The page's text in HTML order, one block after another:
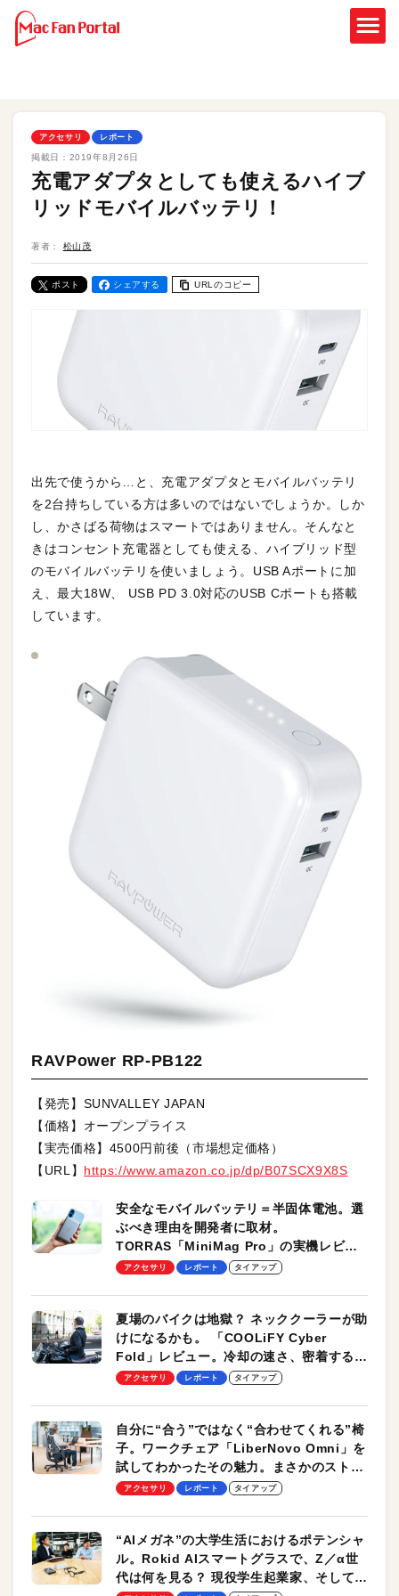
アクセサリ レポート
掲載日： 2019年8月26日
充電アダプタとしても使えるハイブ
リッドモバイルバッテリ！
著者： 松山茂
ポスト シェアする URLのコピー
出先で使うから…と、充電アダプタとモバイルバッテリ
を2台持ちしている方は多いのではないでしょうか。しか
し、かさばる荷物はスマートではありません。そんなと
きはコンセント充電器としても使える、ハイブリッド型
のモバイルバッテリを使いましょう。USB Aポートに加
え、最大18W、 USB PD 3.0対応のUSB Cポートも搭載
しています。
RAVPower RP-PB122
【発売】SUNVALLEY JAPAN
【価格】オープンプライス
【実売価格】4500円前後（市場想定価格）
【URL】 https://www.amazon.co.jp/dp/B07SCX9X8S
安全なモバイルバッテリ＝半固体電池。選
ぶべき理由を開発者に取材。
TORRAS「MiniMag Pro」の実機レビュ
ーも
アクセサリ レポート タイアップ
夏場のバイクは地獄？ ネッククーラーが助
けになるかも。 「COOLiFY Cyber
Fold」レビュー。冷却の速さ、密着する冷
却プレート、シンプルな操作性がグッド！
アクセサリ レポート タイアップ
自分に“合う”ではなく“合わせてくれる”椅
子。ワークチェア「LiberNovo Omni」を
試してわかったその魅力。まさかのストレ
ッチ機能も搭載
アクセサリ レポート タイアップ
“AIメガネ”の大学生活におけるポテンシャ
ル。Rokid AIスマートグラスで、Z／α世
代は何を見る？ 現役学生起業家、そして教